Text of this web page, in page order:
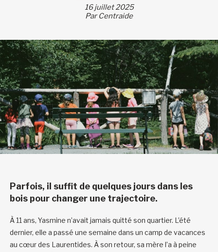
16 juillet 2025
Par Centraide
Parfois, il suffit de quelques jours dans les
bois pour changer une trajectoire.
À 11 ans, Yasmine n’avait jamais quitté son quartier. L’été
dernier, elle a passé une semaine dans un camp de vacances
au cœur des Laurentides. À son retour, sa mère l’a à peine